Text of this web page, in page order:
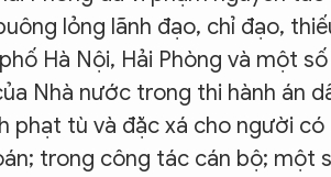
lỏng lãnh đạo, chỉ đạo,
Hà Nội, Hải Phòng và một số
Nhà nước trong thi hành án
phạt tù và đặc xá cho người có
trong công tác cán bộ; một